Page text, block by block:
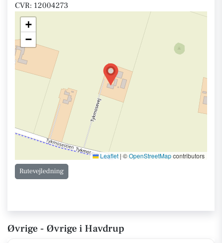
CVR: 12004273
+
−
Leaflet | ©OpenStreetMapcontributors
Rutevejledning
Øvrige - Øvrige i Havdrup